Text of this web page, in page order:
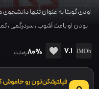
اودی گوپتا به عنوان تنها دانشجوی
بودن او باعث آشوب ، سردرگمی ،
7.1
80%رضایت
فیلترشکن‌تون رو خاموش